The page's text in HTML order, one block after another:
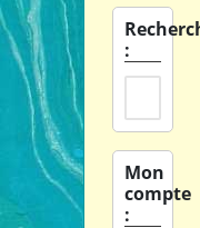
:
Mon
compte
: